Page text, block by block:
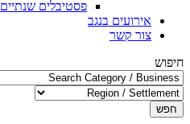
פסטיבלים שנתיים
אירועים בנגב
צור קשר
חיפוש
חפש